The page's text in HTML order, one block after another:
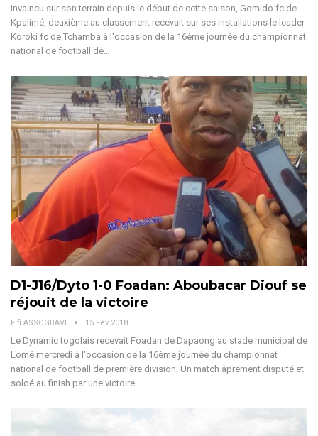
Invaincu sur son terrain depuis le début de cette saison, Gomido fc de
Kpalimé, deuxième au classement recevait sur ses installations le leader
Koroki fc de Tchamba à l'occasion de la 16ème journée du championnat
national de football de…
D1-J16/Dyto 1-0 Foadan: Aboubacar Diouf se
réjouit de la victoire
Fifi ASSOGBAVI 15 Fév 2018
Le Dynamic togolais recevait Foadan de Dapaong au stade municipal de
Lomé mercredi à l'occasion de la 16ème journée du championnat
national de football de première division. Un match âprement disputé et
soldé au finish par une victoire…